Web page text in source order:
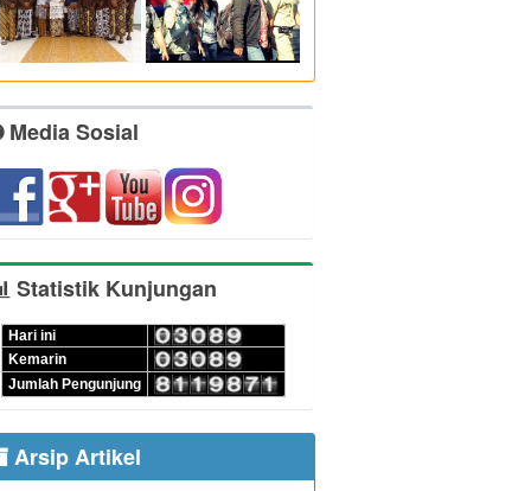
Media Sosial
Statistik Kunjungan
Hari ini
Kemarin
Jumlah Pengunjung
Arsip Artikel